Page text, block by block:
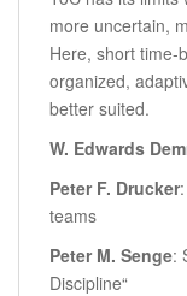
more uncertain,
Here, short time-
organized,
better suited.
W. Edwards
Peter F. Drucker
teams
Peter M. Senge:
Discipline“